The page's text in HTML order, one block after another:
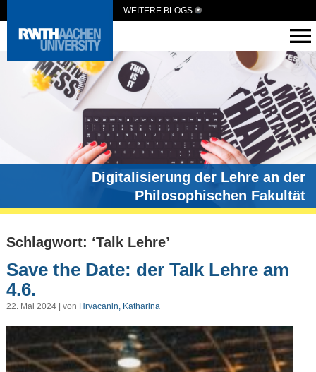
WEITERE BLOGS
Digitalisierung der Lehre an der
Philosophischen Fakultät
Schlagwort: ‘Talk Lehre’
Save the Date: der Talk Lehre am
4.6.
22. Mai 2024 | von Hrvacanin, Katharina